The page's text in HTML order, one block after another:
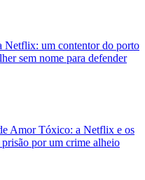
Netflix: um contentor do porto
sem nome para defender
Amor Tóxico: a Netflix e os
por um crime alheio